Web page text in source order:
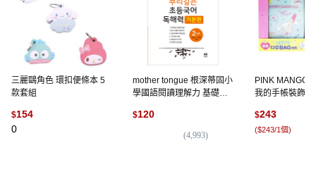
三麗鷗角色 環扣便條本 5
款套組
$154
0
mother tongue 根深蒂固小
學國語閱讀理解力 基礎篇,
階段
$120
(4,993)
PINK MANGO
我的手帳裝飾
$243
($243/1個)